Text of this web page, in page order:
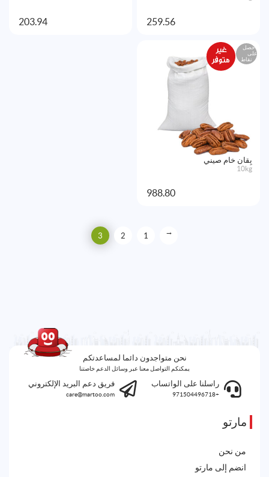
259.56
203.94
احصل
على
نقاط
بِقان خام صيني
10kg
988.80
←
1
2
3
نحن متواجدون دائما لمساعدتكم
يمكنكم التواصل معنا عبر وسائل الدعم خاصتنا
راسلنا على الواتساب
+971504496718
فريق دعم البريد الإلكتروني
care@martoo.com
مارتو
من نحن
انضم إلى مارتو